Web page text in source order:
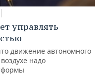
управлять
движение автономного
надо